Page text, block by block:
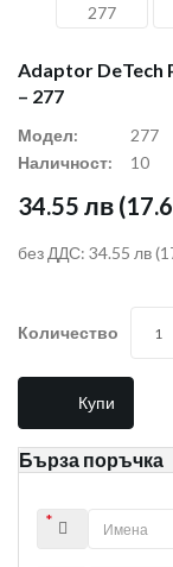
Adaptor DeTech
– 277
Модел:
277
Наличност:
10
34.55 лв
без ДДС: 34.55 лв
Количество
Купи
Бърза поръчка
*